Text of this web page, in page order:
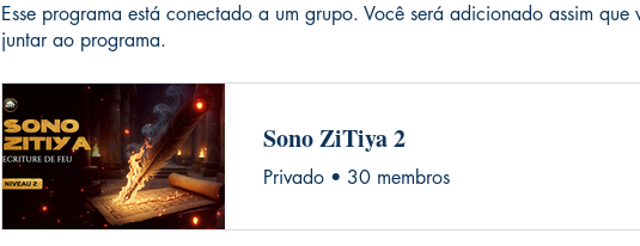
Esse programa está conectado a um grupo. Você será adicionado assim que
juntar ao programa.
Sono ZiTiya 2
Privado • 30 membros